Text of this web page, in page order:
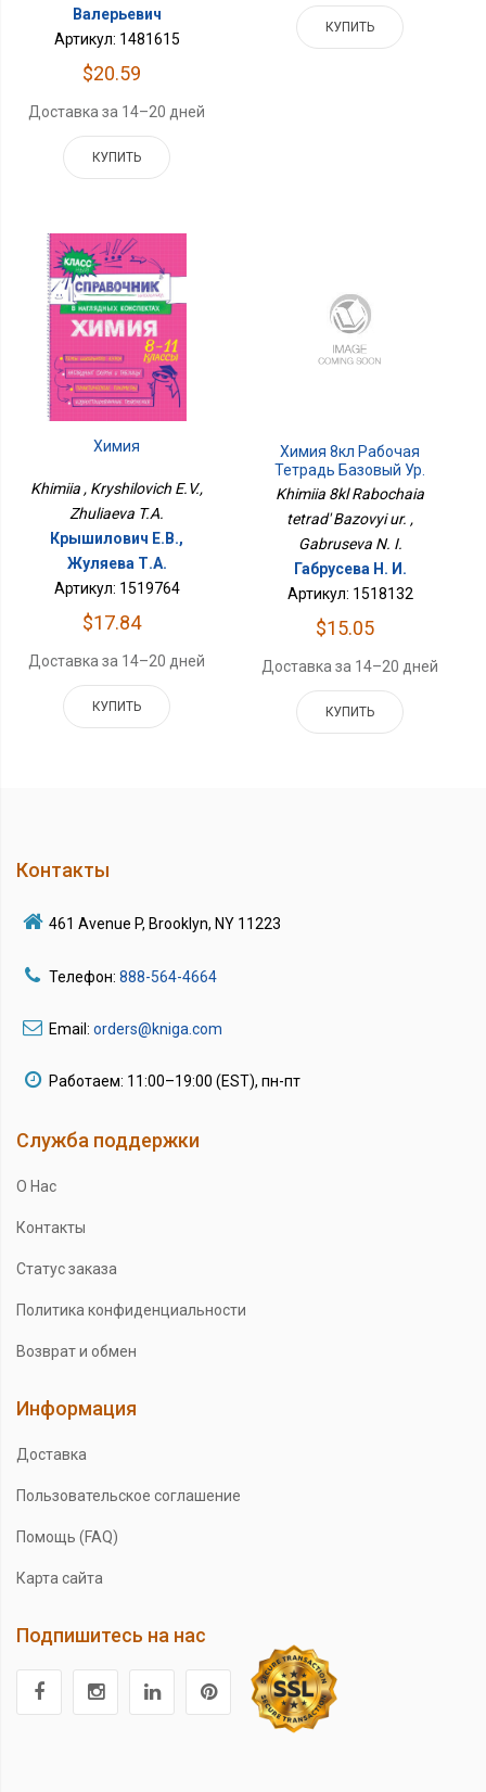
Валерьевич
Артикул: 1481615
$20.59
Доставка за 14–20 дней
КУПИТЬ
КУПИТЬ
Химия
Khimiia , Kryshilovich E.V.,
Zhuliaeva T.A.
Крышилович Е.В.,
Жуляева Т.А.
Артикул: 1519764
$17.84
Доставка за 14–20 дней
КУПИТЬ
Химия 8кл Рабочая
Тетрадь Базовый Ур.
Khimiia 8kl Rabochaia
tetrad' Bazovyi ur. ,
Gabruseva N. I.
Габрусева Н. И.
Артикул: 1518132
$15.05
Доставка за 14–20 дней
КУПИТЬ
Контакты
461 Avenue P, Brooklyn, NY 11223
Телефон: 888-564-4664
Email: orders@kniga.com
Работаем: 11:00–19:00 (EST), пн-пт
Служба поддержки
О Нас
Контакты
Статус заказа
Политика конфиденциальности
Возврат и обмен
Информация
Доставка
Пользовательское соглашение
Помощь (FAQ)
Карта сайта
Подпишитесь на нас